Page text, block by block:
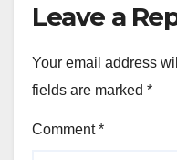
Leave a
Your email address
fields are marked *
Comment*